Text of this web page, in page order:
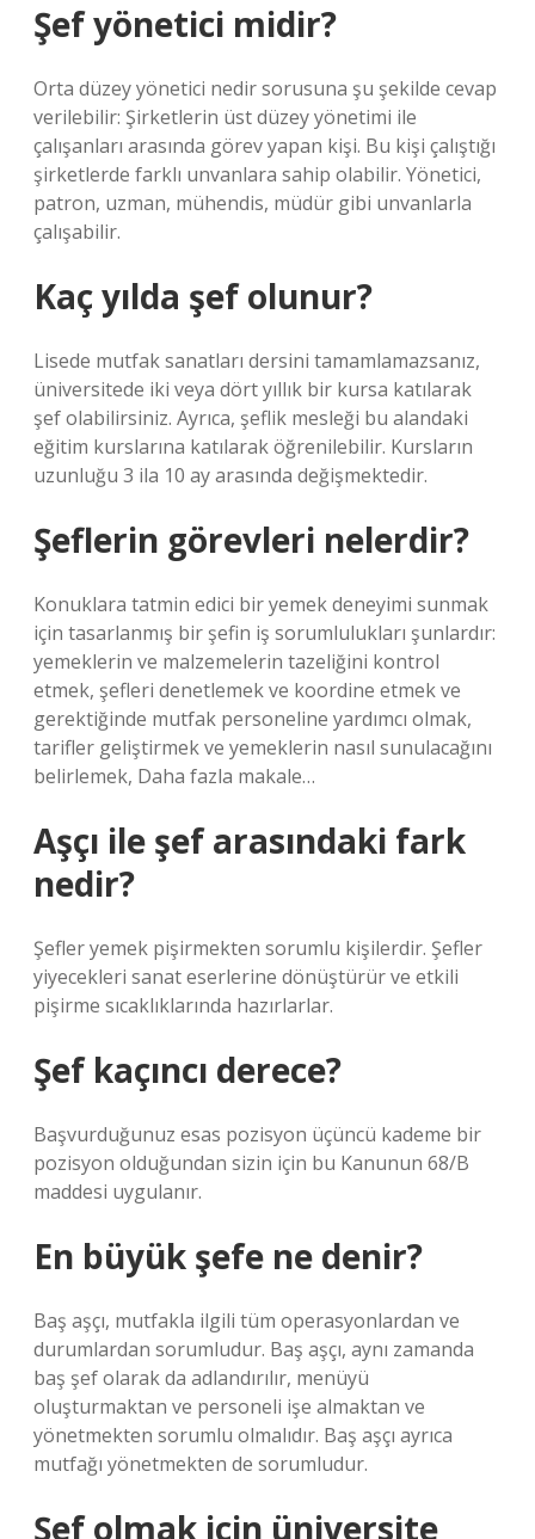
Şef yönetici midir?
Orta düzey yönetici nedir sorusuna şu şekilde cevap
verilebilir: Şirketlerin üst düzey yönetimi ile
çalışanları arasında görev yapan kişi. Bu kişi çalıştığı
şirketlerde farklı unvanlara sahip olabilir. Yönetici,
patron, uzman, mühendis, müdür gibi unvanlarla
çalışabilir.
Kaç yılda şef olunur?
Lisede mutfak sanatları dersini tamamlamazsanız,
üniversitede iki veya dört yıllık bir kursa katılarak
şef olabilirsiniz. Ayrıca, şeflik mesleği bu alandaki
eğitim kurslarına katılarak öğrenilebilir. Kursların
uzunluğu 3 ila 10 ay arasında değişmektedir.
Şeflerin görevleri nelerdir?
Konuklara tatmin edici bir yemek deneyimi sunmak
için tasarlanmış bir şefin iş sorumlulukları şunlardır:
yemeklerin ve malzemelerin tazeliğini kontrol
etmek, şefleri denetlemek ve koordine etmek ve
gerektiğinde mutfak personeline yardımcı olmak,
tarifler geliştirmek ve yemeklerin nasıl sunulacağını
belirlemek, Daha fazla makale…
Aşçı ile şef arasındaki fark
nedir?
Şefler yemek pişirmekten sorumlu kişilerdir. Şefler
yiyecekleri sanat eserlerine dönüştürür ve etkili
pişirme sıcaklıklarında hazırlarlar.
Şef kaçıncı derece?
Başvurduğunuz esas pozisyon üçüncü kademe bir
pozisyon olduğundan sizin için bu Kanunun 68/B
maddesi uygulanır.
En büyük şefe ne denir?
Baş aşçı, mutfakla ilgili tüm operasyonlardan ve
durumlardan sorumludur. Baş aşçı, aynı zamanda
baş şef olarak da adlandırılır, menüyü
oluşturmaktan ve personeli işe almaktan ve
yönetmekten sorumlu olmalıdır. Baş aşçı ayrıca
mutfağı yönetmekten de sorumludur.
Şef olmak için üniversite